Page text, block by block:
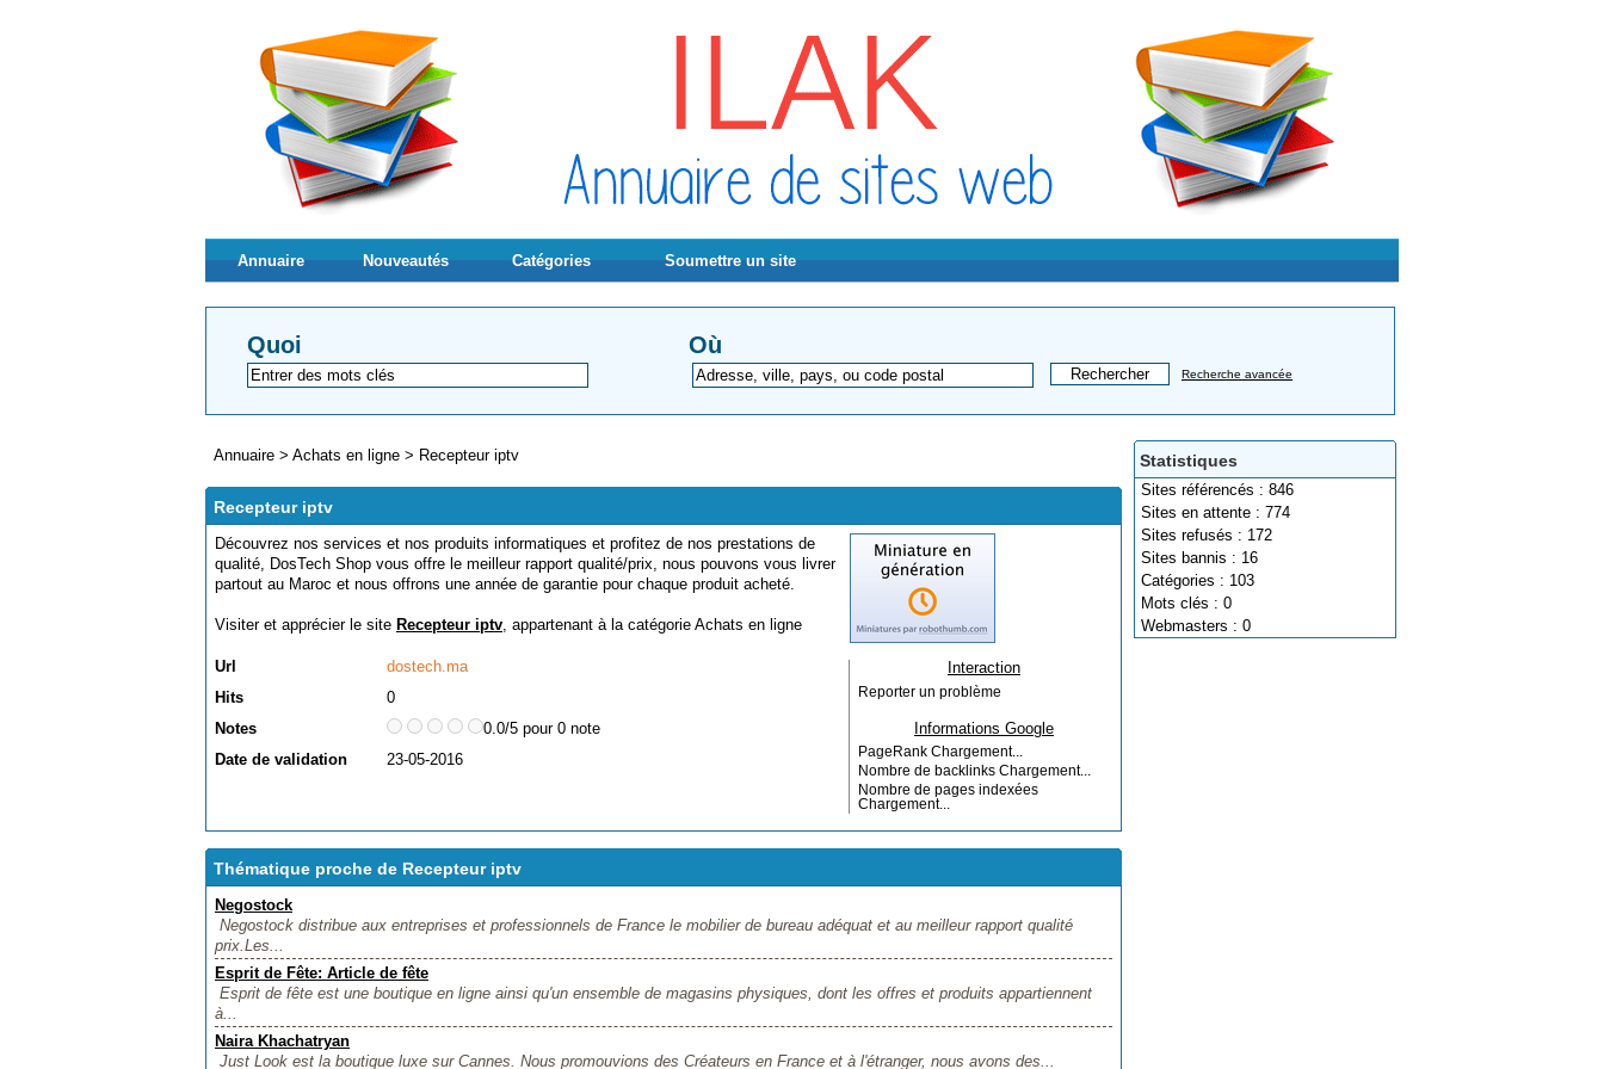
Annuaire Nouveautés Catégories Soumettre un site
Quoi Où
Recherche avancée
Statistiques
Sites référencés : 846
Sites en attente : 774
Sites refusés : 172
Sites bannis : 16
Catégories : 103
Mots clés : 0
Webmasters : 0
Annuaire > Achats en ligne > Recepteur iptv
Recepteur iptv
Découvrez nos services et nos produits informatiques et profitez de nos prestations de
qualité, DosTech Shop vous offre le meilleur rapport qualité/prix, nous pouvons vous livrer
partout au Maroc et nous offrons une année de garantie pour chaque produit acheté.
Visiter et apprécier le site Recepteur iptv, appartenant à la catégorie Achats en ligne
Url
dostech.ma
Hits
0
Notes
0.0/5 pour 0 note
Date de validation
23-05-2016
Interaction
Reporter un problème
Informations Google
PageRank Chargement...
Nombre de backlinks Chargement...
Nombre de pages indexées
Chargement...
Thématique proche de Recepteur iptv
Negostock
Negostock distribue aux entreprises et professionnels de France le mobilier de bureau adéquat et au meilleur rapport qualité
prix.Les...
Esprit de Fête: Article de fête
Esprit de fête est une boutique en ligne ainsi qu'un ensemble de magasins physiques, dont les offres et produits appartiennent
à...
Naira Khachatryan
Just Look est la boutique luxe sur Cannes. Nous promouvions des Créateurs en France et à l'étranger, nous avons des...